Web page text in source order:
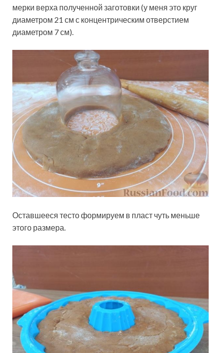
мерки верха полученной заготовки (у меня это круг
диаметром 21 см с концентрическим отверстием
диаметром 7 см).
Оставшееся тесто формируем в пласт чуть меньше
этого размера.